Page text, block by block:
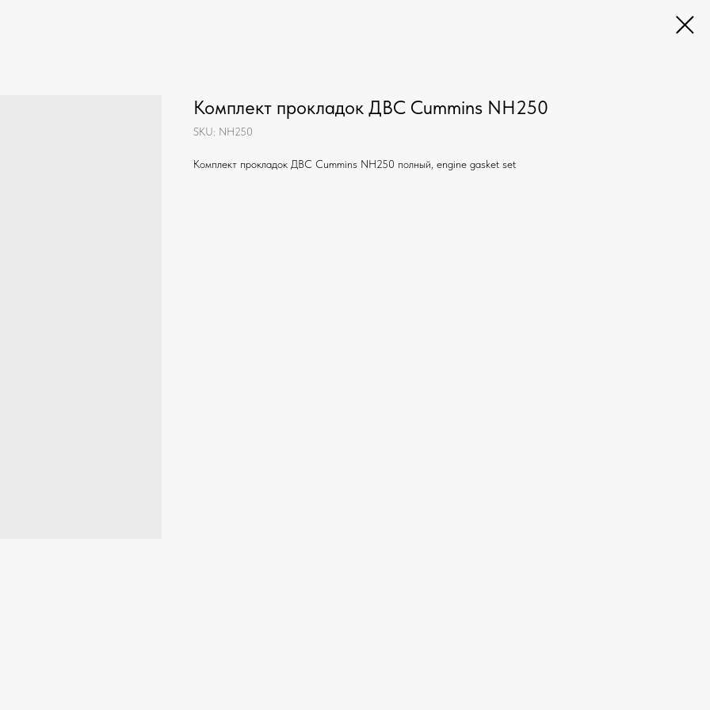
Комплект прокладок ДВС Cummins NH250
SKU: NH250
Комплект прокладок ДВС Cummins NH250 полный, engine gasket set